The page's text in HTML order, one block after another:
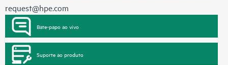
request@hpe.com
Bate-papo ao vivo
Suporte ao produto